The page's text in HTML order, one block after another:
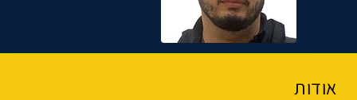
אודות